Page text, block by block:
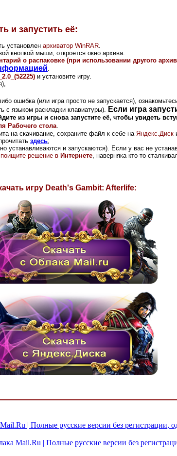
и запустить её:
установлен архиватор WinRAR
кнопкой мыши, откроется окно архива.
о распаковке (при использовании другого
и установите игру.
ошибка (или игра просто не запускается),
с языком раскладки клавиатуры). Если игра
из игры и снова запустите её, чтобы увидеть
Рабочего стола
на скачивание, сохраните файл к себе на Яндекс.Диск
здесь;
устанавливаются и запускаются). Если у вас не
поищите решение в Интернете , наверняка кто-то
игру Death's Gambit: Afterlife:
| Полные русские версии без регистрации,
Mail.Ru | Полные русские версии без